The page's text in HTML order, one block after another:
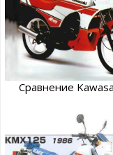
Сравнение